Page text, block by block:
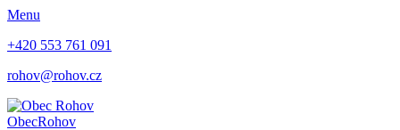
Menu
+420 553 761 091
rohov@rohov.cz
ObecRohov